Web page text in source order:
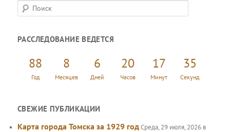
П
о
с
РАССЛЕДОВАНИЕ ВЕДЕТСЯ
88
Год
8
Месяцев
6
Дней
20
Часов
17
Минут
35
Секунд
СВЕЖИЕ ПУБЛИКАЦИИ
Карта города Томска за 1929 годСреда, 29 июля, 2026 в